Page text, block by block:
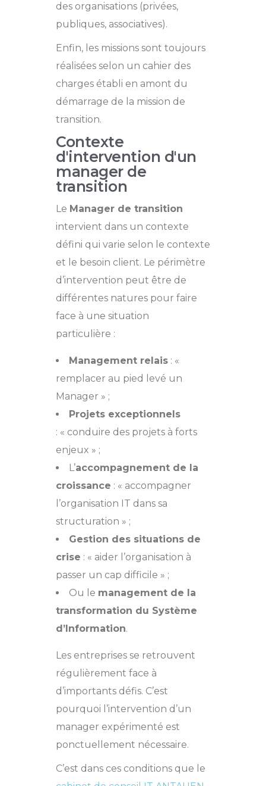
des organisations (privées,
publiques, associatives).
Enfin, les missions sont toujours
réalisées selon un cahier des
charges établi en amont du
démarrage de la mission de
transition.
Contexte
d'intervention d'un
manager de
transition
Le Manager de transition
intervient dans un contexte
défini qui varie selon le contexte
et le besoin client. Le périmètre
d’intervention peut être de
différentes natures pour faire
face à une situation
particulière :
Management relais : «
remplacer au pied levé un
Manager » ;
Projets exceptionnels
: « conduire des projets à forts
enjeux » ;
L’accompagnement de la
croissance : « accompagner
l’organisation IT dans sa
structuration » ;
Gestion des situations de
crise : « aider l’organisation à
passer un cap difficile » ;
Ou le management de la
transformation du Système
d’Information.
Les entreprises se retrouvent
régulièrement face à
d’importants défis. C’est
pourquoi l’intervention d’un
manager expérimenté est
ponctuellement nécessaire.
C’est dans ces conditions que le